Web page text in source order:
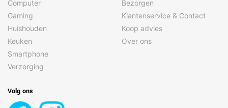
Capaciteit ( mAh)
5300
Energieverbruiksklasse
Inclusief oplaadadapter
Levensduur van de
Soort accu
Computer
Gaming
Huishouden
Keuken
Smartphone
Verzorging
Bezorgen
Klantenservice & Contact
Koop advies
Over ons
Volg ons